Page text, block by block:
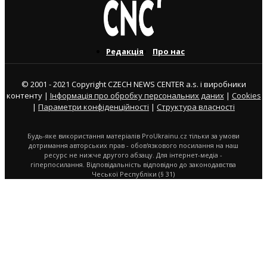
Редакція Про нас
© 2001 - 2021 Copyright CZECH NEWS CENTER a.s. і виробники
контенту | Інформація про обробку персональних даних| Cookies
| Параметри конфіденційності | Структура власності
Будь-яке використання матеріалів ProUkrainu.cz тільки за умови
дотримання авторських прав - обов'язкового посилання на наш
ресурс не нижче другого абзацу. Для інтернет-медіа -
гіперпосилання. Відповідальність відповідно до законодавства
Чеської Республіки (§ 31)